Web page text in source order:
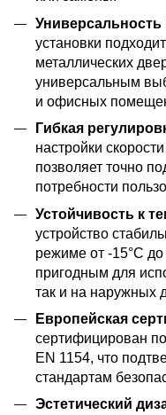
установки
металлических
универсальным
и офисных
Гибкая
настройки
позволяет точно
потребности
Устойчивость к
устройство
режиме от -15°C до
пригодным для
так и на наружных
Европейская
сертифицирован
EN 1154, что
стандартам
Эстетический